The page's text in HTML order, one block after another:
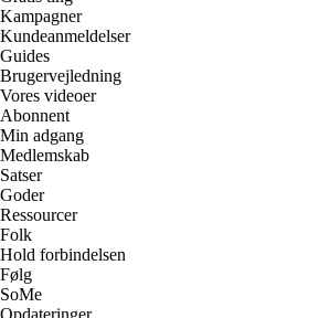
Kampagner
Kundeanmeldelser
Guides
Brugervejledning
Vores videoer
Abonnent
Min adgang
Medlemskab
Satser
Goder
Ressourcer
Folk
Hold forbindelsen
Følg
SoMe
Opdateringer